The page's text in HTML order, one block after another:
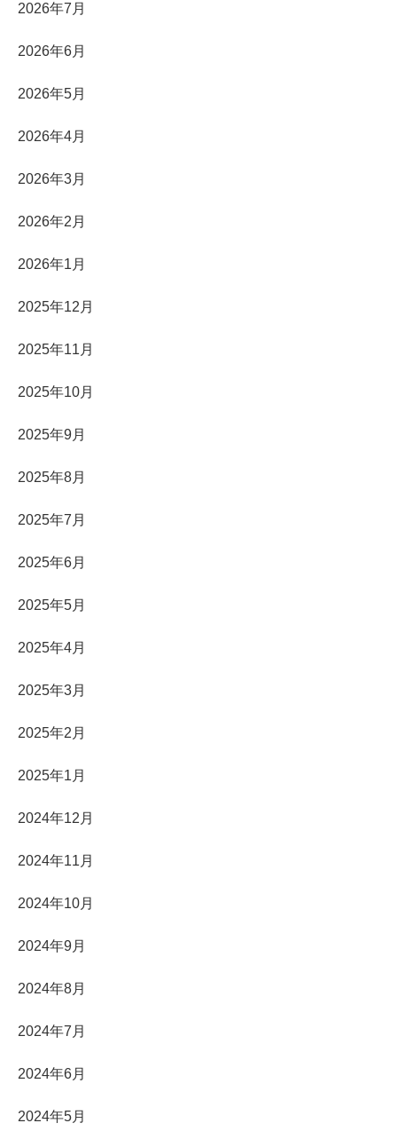
2026年7月
2026年6月
2026年5月
2026年4月
2026年3月
2026年2月
2026年1月
2025年12月
2025年11月
2025年10月
2025年9月
2025年8月
2025年7月
2025年6月
2025年5月
2025年4月
2025年3月
2025年2月
2025年1月
2024年12月
2024年11月
2024年10月
2024年9月
2024年8月
2024年7月
2024年6月
2024年5月